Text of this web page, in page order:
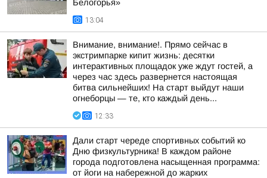
Белогорья»
13:04
Внимание, внимание!. Прямо сейчас в
экстримпарке кипит жизнь: десятки
интерактивных площадок уже ждут гостей, а
через час здесь развернется настоящая
битва сильнейших! На старт выйдут наши
огнеборцы — те, кто каждый день...
12:33
Дали старт череде спортивных событий ко
Дню физкультурника! В каждом районе
города подготовлена насыщенная программа:
от йоги на набережной до жарких